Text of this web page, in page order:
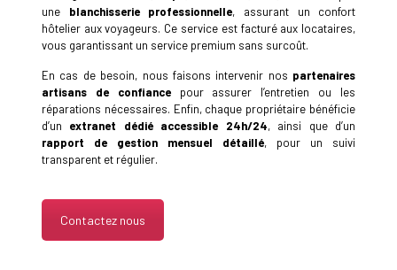
une blanchisserie professionnelle, assurant un confort
hôtelier aux voyageurs. Ce service est facturé aux locataires,
vous garantissant un service premium sans surcoût.
En cas de besoin, nous faisons intervenir nos partenaires
artisans de confiancepour assurer l’entretien ou les
réparations nécessaires. Enfin, chaque propriétaire bénéficie
d’un extranet dédié accessible 24h/24, ainsi que d’un
rapport de gestion mensuel détaillé, pour un suivi
transparent et régulier.
Contactez nous